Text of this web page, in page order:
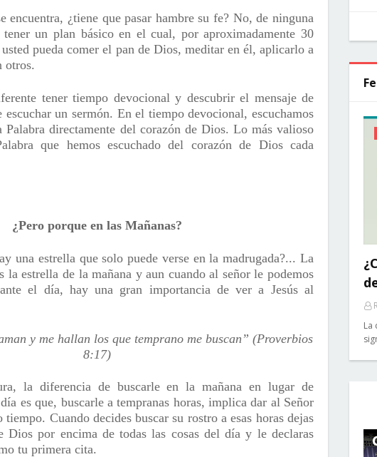
encuentra, ¿tiene que pasar hambre su fe? No, de ninguna
tener un plan básico en el cual, por aproximadamente 30
pueda comer el pan de Dios, meditar en él, aplicarlo a
otros.
tener tiempo devocional y descubrir el mensaje de
un sermón. En el tiempo devocional, escuchamos
Palabra directamente del corazón de Dios. Lo más valioso
que hemos escuchado del corazón de Dios cada
¿Pero porque en las Mañanas?
una estrella que solo puede verse en la madrugada?... La
la estrella de la mañana y aun cuando al señor le podemos
el día, hay una gran importancia de ver a Jesús al
y me hallan los que temprano me buscan” (Proverbios
8:17)
la diferencia de buscarle en la mañana en lugar de
es que, buscarle a tempranas horas, implica dar al Señor
Cuando decides buscar su rostro a esas horas dejas
Dios por encima de todas las cosas del día y le declaras
tu primera cita.
La